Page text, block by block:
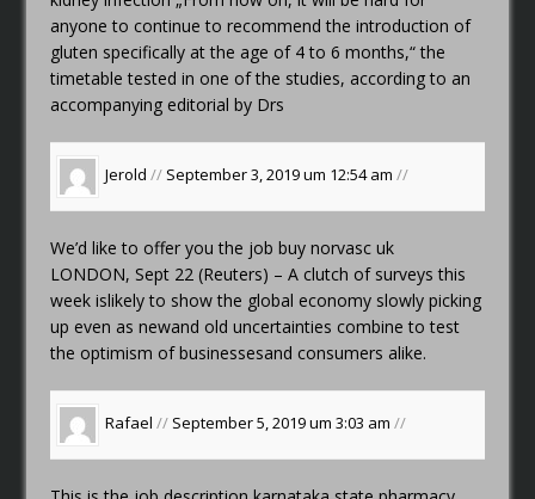
anyone to continue to recommend the introduction of
gluten specifically at the age of 4 to 6 months,“ the
timetable tested in one of the studies, according to an
accompanying editorial by Drs
Jerold // September 3, 2019 um 12:54 am//
We’d like to offer you the jobbuy norvasc uk
LONDON, Sept 22 (Reuters) – A clutch of surveys this
week islikely to show the global economy slowly picking
up even as newand old uncertainties combine to test
the optimism of businessesand consumers alike.
Rafael // September 5, 2019 um 3:03 am//